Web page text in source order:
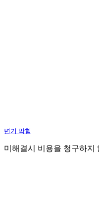
변기 막힘
미해결시 비용을 청구하지